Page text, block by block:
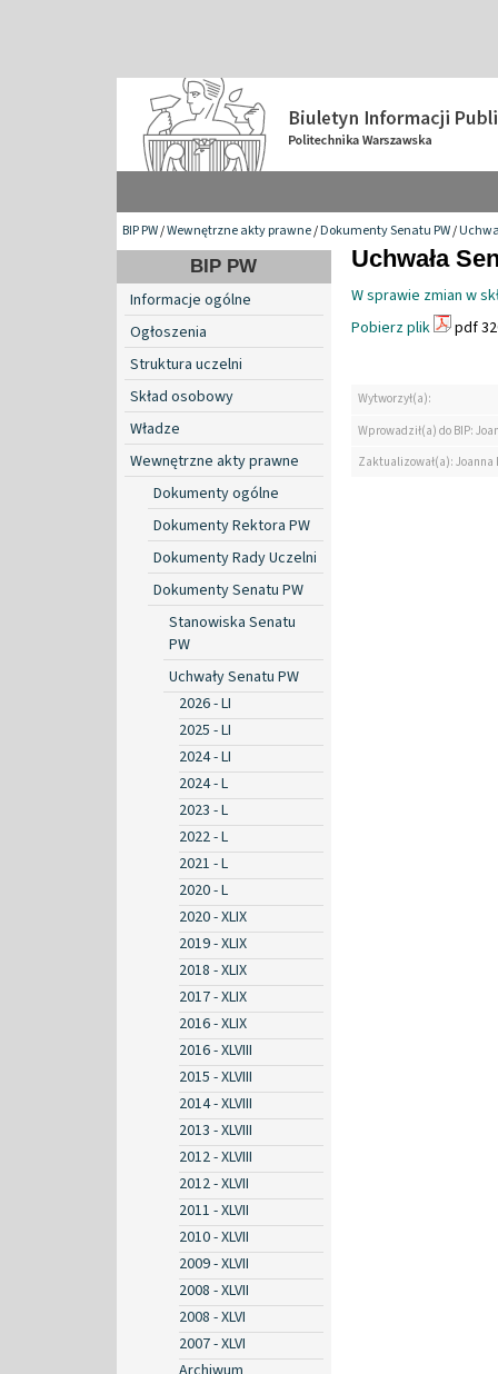
BIP PW/Wewnętrzne akty prawne/Dokumenty Senatu PW/
BIP PW
Informacje ogólne
Ogłoszenia
Struktura uczelni
Skład osobowy
Władze
Wewnętrzne akty prawne
Dokumenty ogólne
Dokumenty Rektora PW
Dokumenty Rady Uczelni
Dokumenty Senatu PW
Stanowiska Senatu
PW
Uchwały Senatu PW
2026 - LI
2025 - LI
2024 - LI
2024 - L
2023 - L
2022 - L
2021 - L
2020 - L
2020 - XLIX
2019 - XLIX
2018 - XLIX
2017 - XLIX
2016 - XLIX
2016 - XLVIII
2015 - XLVIII
2014 - XLVIII
2013 - XLVIII
2012 - XLVIII
2012 - XLVII
2011 - XLVII
2010 - XLVII
2009 - XLVII
2008 - XLVII
2008 - XLVI
2007 - XLVI
Uchwała
W sprawie zmian w
Pobierz plik
pdf
Wytworzył(a):
Wprowadził(a) do BIP:
Zaktualizował(a):